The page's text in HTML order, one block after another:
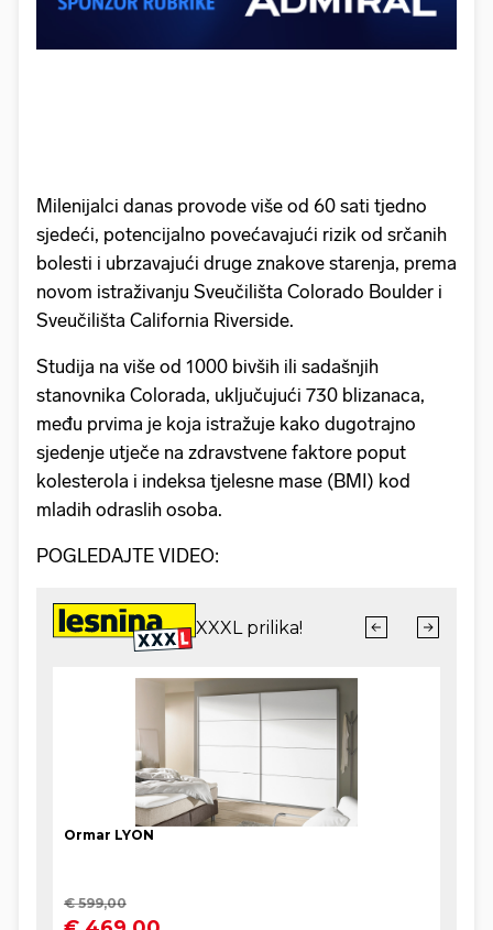
Milenijalci danas provode više od 60 sati tjedno
sjedeći, potencijalno povećavajući rizik od srčanih
bolesti i ubrzavajući druge znakove starenja, prema
novom istraživanju Sveučilišta Colorado Boulder i
Sveučilišta California Riverside.
Studija na više od 1000 bivših ili sadašnjih
stanovnika Colorada, uključujući 730 blizanaca,
među prvima je koja istražuje kako dugotrajno
sjedenje utječe na zdravstvene faktore poput
kolesterola i indeksa tjelesne mase (BMI) kod
mladih odraslih osoba.
POGLEDAJTE VIDEO: